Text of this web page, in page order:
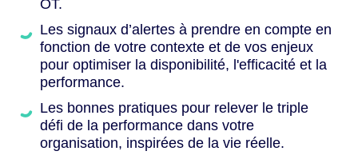
OT.
Les signaux d’alertes à prendre en compte en
fonction de votre contexte et de vos enjeux
pour optimiser la disponibilité, l'efficacité et la
performance.
Les bonnes pratiques pour relever le triple
défi de la performance dans votre
organisation, inspirées de la vie réelle.